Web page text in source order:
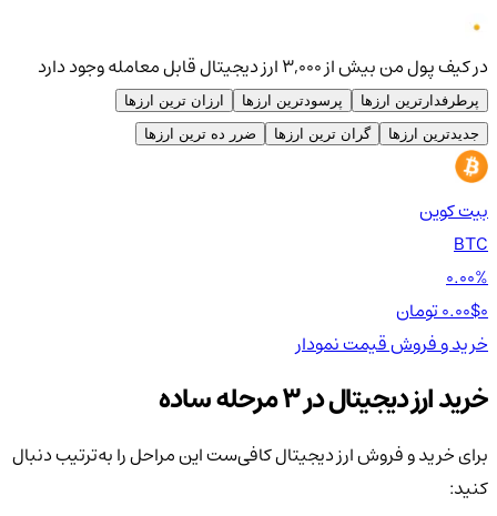
در کیف پول من بیش از ۳,۰۰۰ ارز دیجیتال قابل معامله وجود دارد
پرطرفدارترین ارزها پرسودترین ارزها
ارزان ترین ارزها
جدیدترین ارزها
گران ترین ارزها ضرر ده ترین ارزها
بیت کوین
BTC
0.00%
0.00$
خرید و فروشقیمتنمودار
خرید ارز دیجیتال در 3 مرحله ساده
برای خرید و فروش ارز دیجیتال کافی‌ست این مراحل را به‌ترتیب دنبال
کنید: